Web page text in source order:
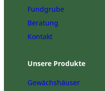
Fundgrube
Beratung
Kontakt
Unsere Produkte
Gewächshäuser